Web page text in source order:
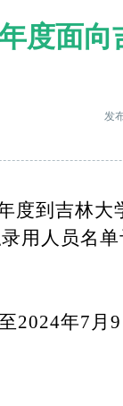
度面
发
度到吉林
用人员名
2024年7月